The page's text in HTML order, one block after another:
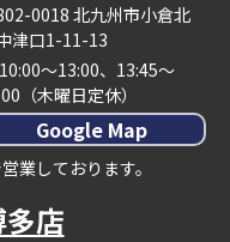
0018 北九州市小倉北
津口1-11-13
～13:00、13:45～
（木曜日定休）
Google Map
業しております。
店